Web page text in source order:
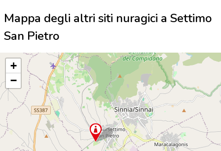
Mappa degli altri siti nuragici a Settimo
San Pietro
+
−